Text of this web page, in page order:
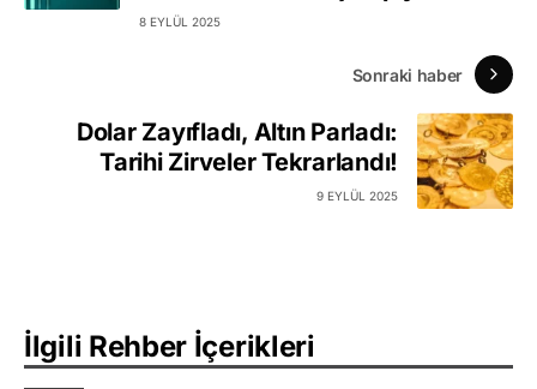
8 EYLÜL 2025
Sonraki haber
Dolar Zayıfladı, Altın Parladı:
Tarihi Zirveler Tekrarlandı!
9 EYLÜL 2025
İlgili Rehber İçerikleri